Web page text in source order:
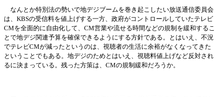
なんとか特別法の勢いで地デジブームを巻き起こしたい放送通信委員会
は、 KBSの受信料を値上げする一方、政府がコントロ ールしていたテレビ
CMを全面的に自由化して、CM営業や流せる時間などの規制を緩和するこ
とで地デジ関連予算を確保できるようにする方針である。とはいえ、不況
でテレビCMが減ったというのは、視聴者の生活に余裕がなくなってきた
ということでもある。地デジのためとはいえ、視聴料値上げなど反対され
るに決まっている。 残っ た方策は、 CMの規制緩和だろうか。